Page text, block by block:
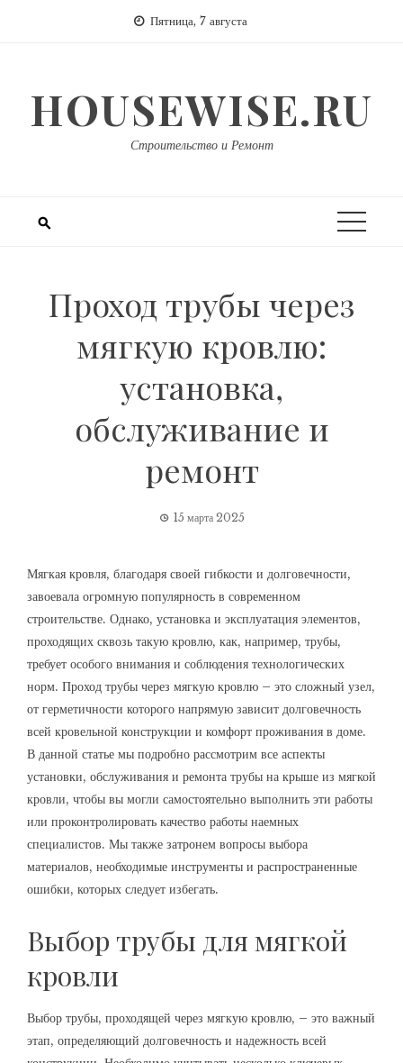
Пятница, 7 августа
HOUSEWISE.RU
Строительство и Ремонт
Проход трубы через
мягкую кровлю:
установка,
обслуживание и
ремонт
15 марта 2025
Мягкая кровля, благодаря своей гибкости и долговечности,
завоевала огромную популярность в современном
строительстве. Однако, установка и эксплуатация элементов,
проходящих сквозь такую кровлю, как, например, трубы,
требует особого внимания и соблюдения технологических
норм. Проход трубы через мягкую кровлю – это сложный узел,
от герметичности которого напрямую зависит долговечность
всей кровельной конструкции и комфорт проживания в доме.
В данной статье мы подробно рассмотрим все аспекты
установки, обслуживания и ремонта трубы на крыше из мягкой
кровли, чтобы вы могли самостоятельно выполнить эти работы
или проконтролировать качество работы наемных
специалистов. Мы также затронем вопросы выбора
материалов, необходимые инструменты и распространенные
ошибки, которых следует избегать.
Выбор трубы для мягкой
кровли
Выбор трубы, проходящей через мягкую кровлю, – это важный
этап, определяющий долговечность и надежность всей